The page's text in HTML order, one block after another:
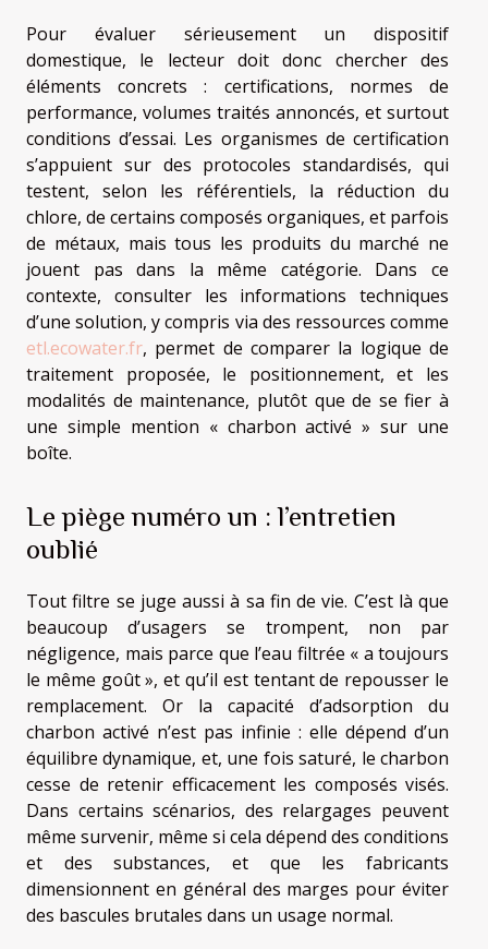
Pour évaluer sérieusement un dispositif
domestique, le lecteur doit donc chercher des
éléments concrets : certifications, normes de
performance, volumes traités annoncés, et surtout
conditions d’essai. Les organismes de certification
s’appuient sur des protocoles standardisés, qui
testent, selon les référentiels, la réduction du
chlore, de certains composés organiques, et parfois
de métaux, mais tous les produits du marché ne
jouent pas dans la même catégorie. Dans ce
contexte, consulter les informations techniques
d’une solution, y compris via des ressources comme
etl.ecowater.fr, permet de comparer la logique de
traitement proposée, le positionnement, et les
modalités de maintenance, plutôt que de se fier à
une simple mention « charbon activé » sur une
boîte.
Le piège numéro un : l’entretien
oublié
Tout filtre se juge aussi à sa fin de vie. C’est là que
beaucoup d’usagers se trompent, non par
négligence, mais parce que l’eau filtrée « a toujours
le même goût », et qu’il est tentant de repousser le
remplacement. Or la capacité d’adsorption du
charbon activé n’est pas infinie : elle dépend d’un
équilibre dynamique, et, une fois saturé, le charbon
cesse de retenir efficacement les composés visés.
Dans certains scénarios, des relargages peuvent
même survenir, même si cela dépend des conditions
et des substances, et que les fabricants
dimensionnent en général des marges pour éviter
des bascules brutales dans un usage normal.